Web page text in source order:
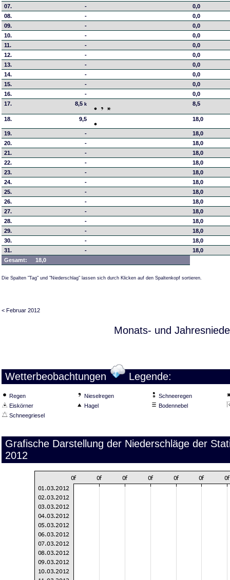
07.
-
0,0
08.
-
0,0
09.
-
0,0
10.
-
0,0
11.
-
0,0
12.
-
0,0
13.
-
0,0
14.
-
0,0
15.
-
0,0
16.
-
0,0
17.
8,5k 8,5
18. 9,5 18,0
19. -
18,0
20.
-
18,0
21.
-
18,0
22.
-
18,0
23.
-
18,0
24.
-
18,0
25.
-
18,0
26.
-
18,0
27.
-
18,0
28.
-
18,0
29.
-
18,0
30.
-
18,0
31.
-
18,0
Gesamt:
18,0
Die Spalten "Tag" und "Niederschlag" lassen sich durch Klicken auf den Spaltenkopf sortieren.
< Februar 2012
Monats- und
Wetterbeobachtungen Legende:
Regen Nieselregen
Schneeregen
Eiskörner
Hagel
Bodennebel
Schneegriesel
Grafische Darstellung der Niederschläge der
2012